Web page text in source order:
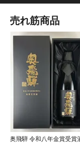
売れ筋商品
奥飛騨 令和八年金賞受賞